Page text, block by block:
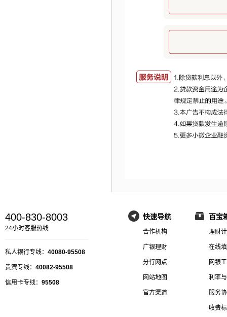
400-830-8003
24小时客服热线
私人银行专线： 40080-95508
贵宾专线： 40082-95508
信用卡专线： 95508
快速导航
合作机构
广银理财
分行网点
网站地图
官方渠道
百宝
理财
在线
网银
利率
服务
收费